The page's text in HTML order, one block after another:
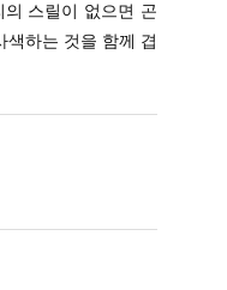
스릴이 없으면 곤
색하는 것을 함께 겹